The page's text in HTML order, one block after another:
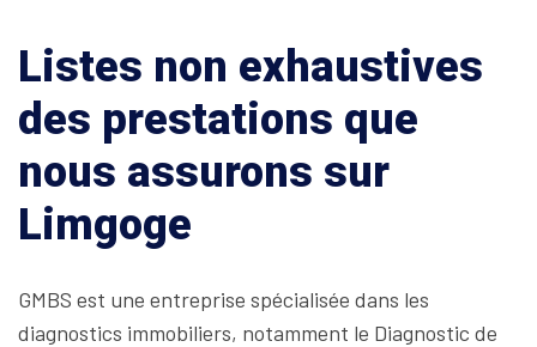
Listes non exhaustives
des prestations que
nous assurons sur
Limgoge
GMBS est une entreprise spécialisée dans les
diagnostics immobiliers, notamment le Diagnostic de